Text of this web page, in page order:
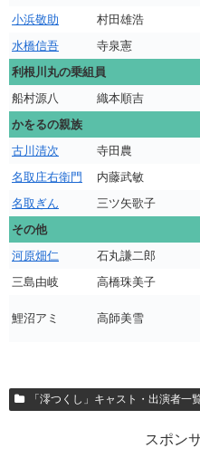
小浜敬助
村田雄浩
水橋信吾
寺泉憲
利根川丸の乗組員
船村源八
織本順吉
かをるの親族
古川清次
寺田農
名取庄右衛門
内藤武敏
名取ぎん
三ツ矢歌子
その他
河原畑仁
石丸謙二郎
三島由岐
高橋珠美子
鯉沼アミ 高師美雪
「澪つくし」キャスト・出演者一
スポン